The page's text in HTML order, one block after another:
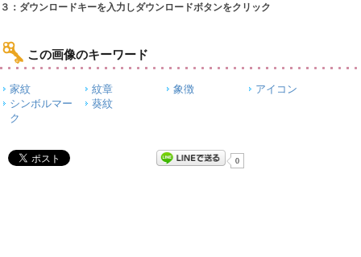
３：ダウンロードキーを入力しダウンロードボタンをクリック
この画像のキーワード
家紋 紋章 象徴
アイコン
シンボルマー
ク
葵紋
0